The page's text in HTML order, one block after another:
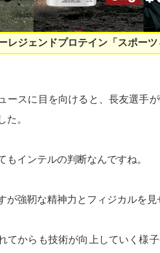
レジェンドプロテイン「スポー
ースに目を向けると、長友選手
た。
もインテルの判断なんですね。
が強靭な精神力とフィジカルを見
てからも技術が向上していく様